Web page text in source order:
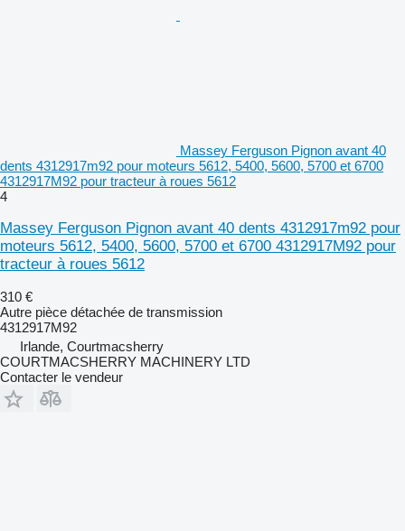
Massey Ferguson Pignon avant 40
dents 4312917m92 pour moteurs 5612, 5400, 5600, 5700 et 6700
4312917M92 pour tracteur à roues 5612
4
Massey Ferguson Pignon avant 40 dents 4312917m92 pour
moteurs 5612, 5400, 5600, 5700 et 6700 4312917M92 pour
tracteur à roues 5612
310 €
Autre pièce détachée de transmission
4312917M92
Irlande, Courtmacsherry
COURTMACSHERRY MACHINERY LTD
Contacter le vendeur